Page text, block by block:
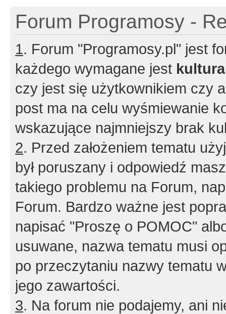
Forum Programosy -
1. Forum "Programosy.pl" jest
każdego wymagane jest
czy jest się użytkownikiem czy
post ma na celu wyśmiewanie
wskazujące najmniejszy brak
2. Przed założeniem tematu
był poruszany i odpowiedź
takiego problemu na Forum,
Forum. Bardzo ważne jest
napisać "Proszę o POMOC"
usuwane, nazwa tematu musi
po przeczytaniu nazwy tematu
jego zawartości.
3. Na forum nie podajemy, ani